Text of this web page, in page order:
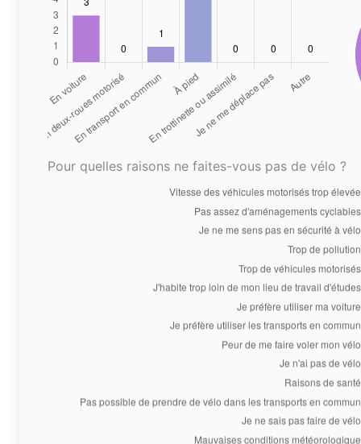
Pour quelles raisons ne faites-vous pas de vélo ?